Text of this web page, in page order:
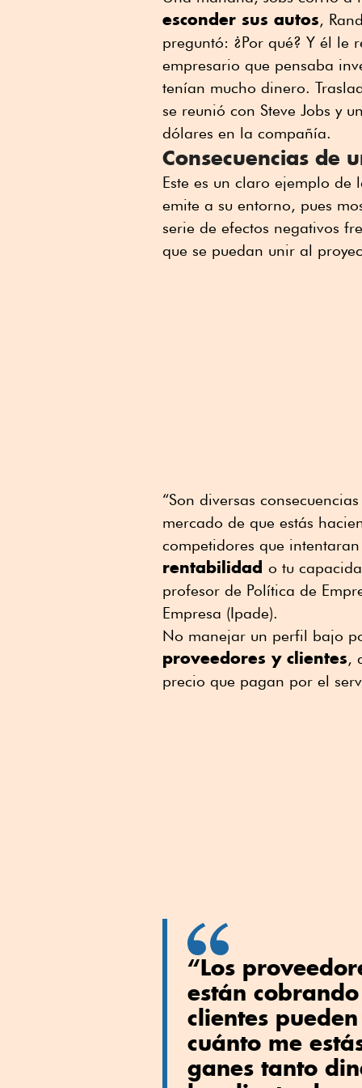
esconder sus autos,
preguntó: ¿Por qué? Y él le
empresario que pensaba
tenían mucho dinero.
se reunió con Steve Jobs y
dólares en la compañía.
Consecuencias de
Este es un claro ejemplo
emite a su entorno, pues
serie de efectos negativos
que se puedan unir al
“Son diversas
mercado de que estás
competidores que
rentabilidad o tu
profesor de Política de
Empresa (Ipade).
No manejar un perfil bajo
proveedores y clientes,
precio que pagan por el
“Los
están
clientes
cuánto me
ganes tanto